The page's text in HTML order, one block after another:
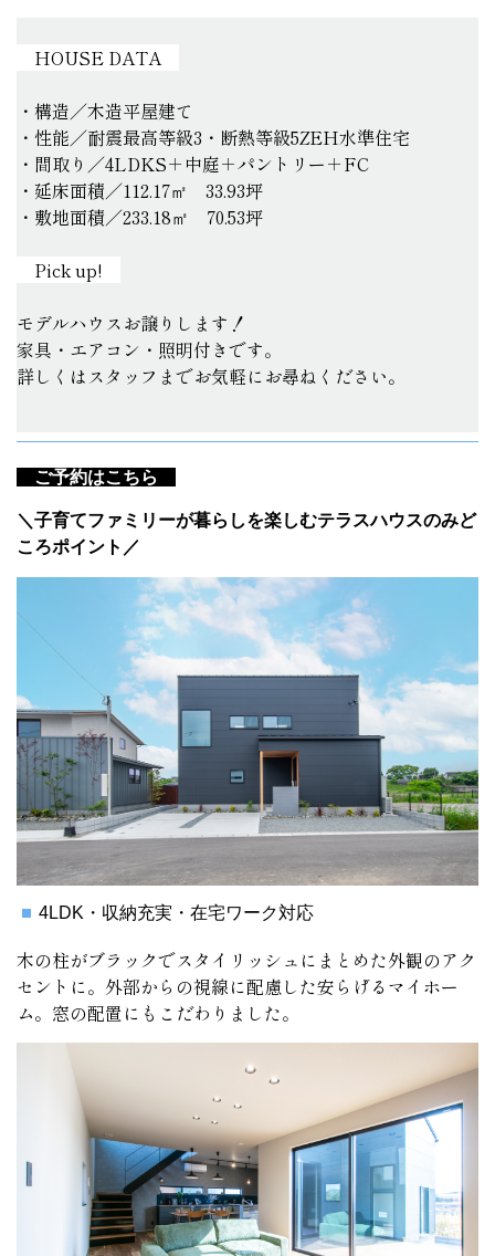
HOUSE DATA
・構造／木造平屋建て
・性能／耐震最高等級3・断熱等級5ZEH水準住宅
・間取り／4LDKS＋中庭＋パントリー＋FC
・延床面積／112.17㎡ 33.93坪
・敷地面積／233.18㎡ 70.53坪
Pick up!
モデルハウスお譲りします！
家具・エアコン・照明付きです。
詳しくはスタッフまでお気軽にお尋ねください。
ご予約はこちら
＼子育てファミリーが暮らしを楽しむテラスハウスのみど
ころポイント／
4LDK・収納充実・在宅ワーク対応
木の柱がブラックでスタイリッシュにまとめた外観のアク
セントに。外部からの視線に配慮した安らげるマイホー
ム。窓の配置にもこだわりました。